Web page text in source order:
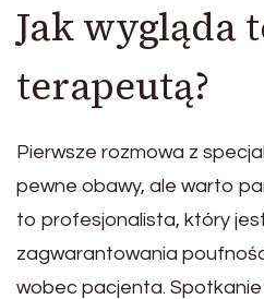
Jak wygląda
terapeutą?
Pierwsze rozmowa z
pewne obawy, ale warto
to profesjonalista, który
zagwarantowania
wobec pacjenta.